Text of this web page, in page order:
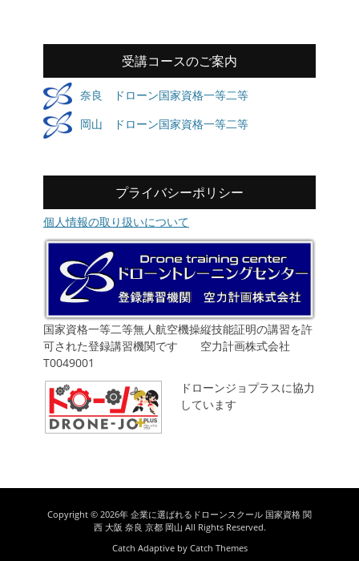
受講コースのご案内
奈良 ドローン国家資格一等二等
岡山 ドローン国家資格一等二等
プライバシーポリシー
個人情報の取り扱いについて
国家資格一等二等無人航空機操縦技能証明の講習を許
可された登録講習機関です 空力計画株式会社
T0049001
ドローンジョプラスに協力
しています
Copyright © 2026年 企業に選ばれるドローンスクール 国家資格 関
西 大阪 奈良 京都 岡山 All Rights Reserved.
Catch Adaptive by Catch Themes